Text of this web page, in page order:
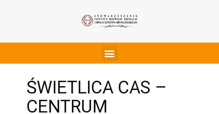
ŚWIETLICA CAS –
CENTRUM